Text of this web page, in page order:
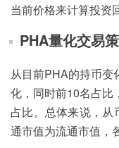
当前价格来计算投资
PHA量化交易
从目前PHA的持币变
化，同时前10名占比
占比。总体来说，
通市值为流通市值，